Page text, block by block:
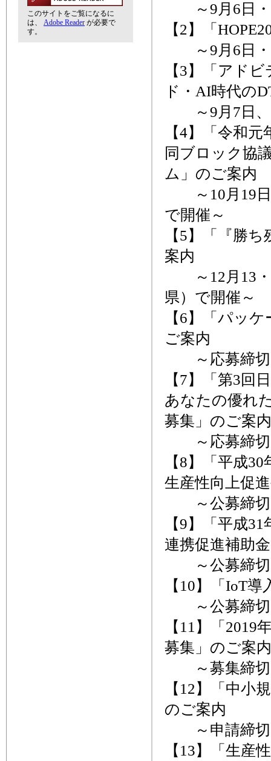
～9月6日・7
【2】「
～9月6日・7
【3】「アド
ド・AI時代の
～9月7日、
【4】「令和
同ブロック協
ム」のご案内
～10月19日
で開催～
【5】「『勝
案内
～12月13・
県）で開催～
【6】「パッ
ご案内
～応募締切
【7】「第3回
あなたの優れ
募集」のご案内
～応募締切
【8】「平成
生産性向上促
～公募締切
【9】「平成
連携促進補助
～公募締切
【10】「IoT
～公募締切
【11】「
募集」のご案内
～募集締切
【12】「中小
のご案内
～申請締切
【13】「生産
このサイトをご覧になるに
は、 Adobe Reader が必要で
す。